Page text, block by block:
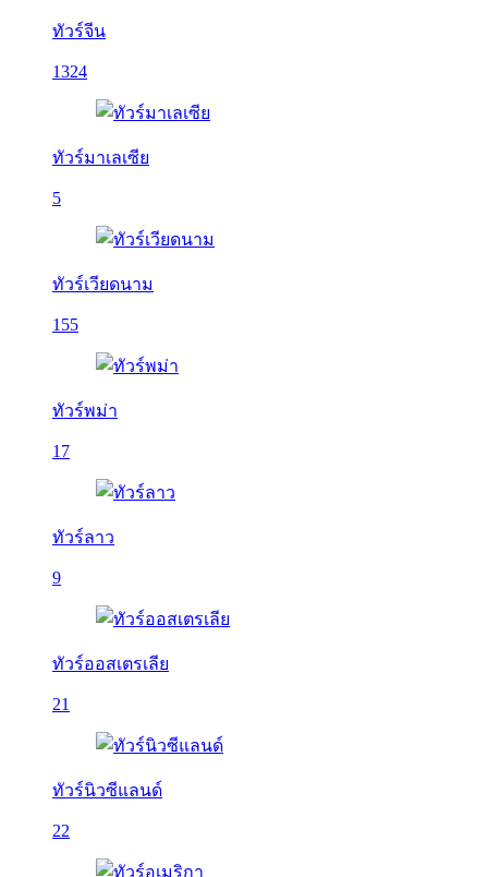
ทัวร์จีน
1324
ทัวร์มาเลเซีย
5
ทัวร์เวียดนาม
155
ทัวร์พม่า
17
ทัวร์ลาว
9
ทัวร์ออสเตรเลีย
21
ทัวร์นิวซีแลนด์
22